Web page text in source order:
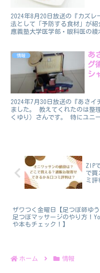
2024年8月20日放送の『カズ
法として「予防する食材」が
應義塾大学医学部・眼科医の
情報
あ
グ
シ
2024年7月30日放送の『あさ
ました。 教えてくれたのは整
くゆり）さんです。 特にユニ
ZIP
で買
ミ評
ザワつく金曜日【足つぼ師ゆ
足つぼマッサージのやり方！
や本もチェック！】
ホーム 情報